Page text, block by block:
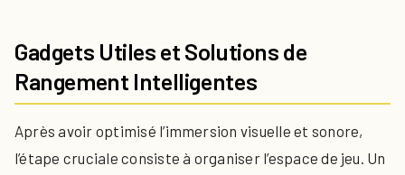
Gadgets Utiles et Solutions de
Rangement Intelligentes
Après avoir optimisé l’immersion visuelle et sonore,
l’étape cruciale consiste à organiser l’espace de jeu. Un